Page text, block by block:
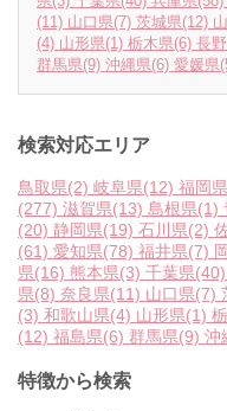
(11) 山口県(7) 茨城県(12)
(4) 山形県(1) 栃木県(6) 長
群馬県(9) 沖縄県(6) 愛媛県
検索対応エリア
鳥取県(2) 岐阜県(12) 福岡県
(277) 滋賀県(13) 島根県(1)
(20) 静岡県(19) 石川県(2)
(61) 愛知県(78) 福井県(7)
県(16) 熊本県(3) 千葉県(40)
県(8) 奈良県(11) 山口県(7)
(3) 和歌山県(4) 山形県(1)
(12) 福島県(6) 群馬県(9) 沖
特徴から検索